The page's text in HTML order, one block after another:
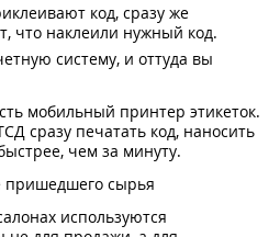
код, сразу же
что наклеили нужный код.
систему, и оттуда вы
мобильный принтер этикеток.
сразу печатать код, наносить
чем за минуту.
пришедшего сырья
используются